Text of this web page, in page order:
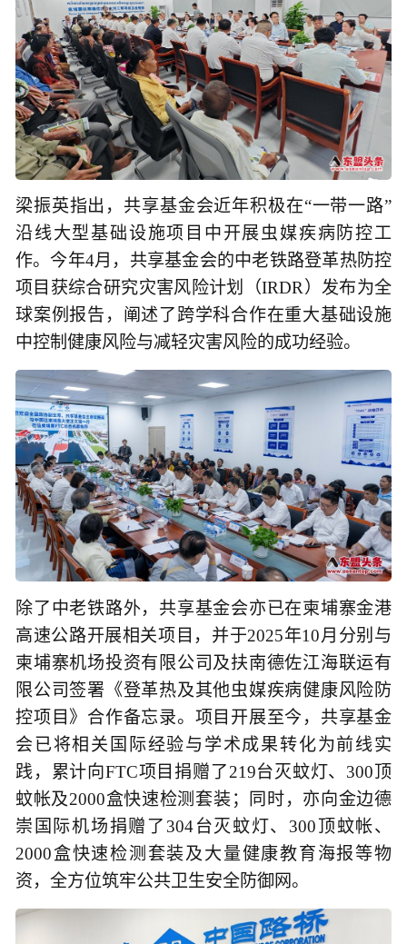
梁振英指出，共享基金会近年积极在“一带一路”
沿线大型基础设施项目中开展虫媒疾病防控工
作。今年4月，共享基金会的中老铁路登革热防控
项目获综合研究灾害风险计划（IRDR）发布为全
球案例报告，阐述了跨学科合作在重大基础设施
中控制健康风险与减轻灾害风险的成功经验。
除了中老铁路外，共享基金会亦已在柬埔寨金港
高速公路开展相关项目，并于2025年10月分别与
柬埔寨机场投资有限公司及扶南德佐江海联运有
限公司签署《登革热及其他虫媒疾病健康风险防
控项目》合作备忘录。项目开展至今，共享基金
会已将相关国际经验与学术成果转化为前线实
践，累计向FTC项目捐赠了219台灭蚊灯、300顶
蚊帐及2000盒快速检测套装；同时，亦向金边德
崇国际机场捐赠了304台灭蚊灯、300顶蚊帐、
2000盒快速检测套装及大量健康教育海报等物
资，全方位筑牢公共卫生安全防御网。